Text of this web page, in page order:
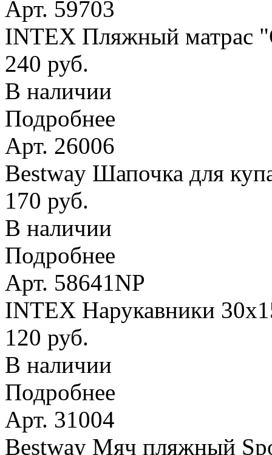
Арт. 59703
INTEX Пляжный
240 руб.
В наличии
Подробнее
Арт. 26006
Bestway Шапочка для
170 руб.
В наличии
Подробнее
Арт. 58641NP
INTEX Нарукавники
120 руб.
В наличии
Подробнее
Арт. 31004
Bestway Мяч пляжный